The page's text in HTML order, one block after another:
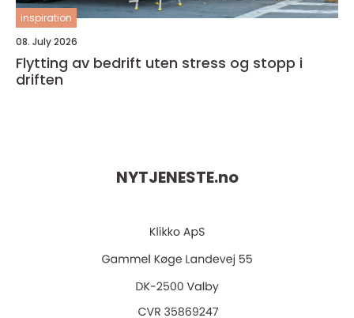
inspiration
08. July 2026
Flytting av bedrift uten stress og stopp i
driften
NYTJENESTE.no